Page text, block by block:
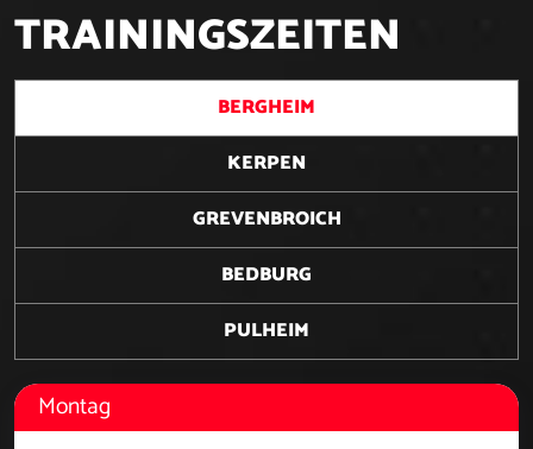
TRAININGSZEITEN
BERGHEIM
KERPEN
GREVENBROICH
BEDBURG
PULHEIM
Montag